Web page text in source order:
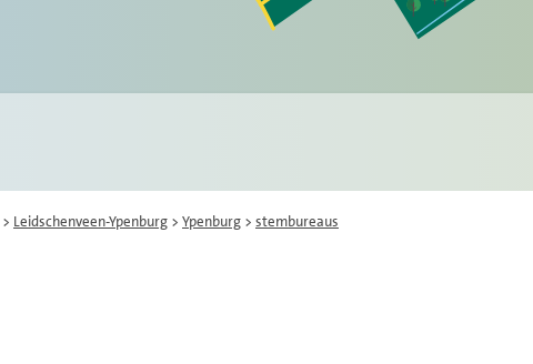
> Leidschenveen-Ypenburg > Ypenburg > stembureaus